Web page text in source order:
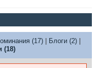
(17) Блоги (2)
(18)